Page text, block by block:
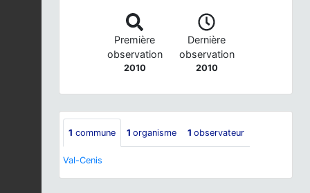
Première
observation
2010
Dernière
observation
2010
1 commune 1 organisme 1 observateur
Val-Cenis